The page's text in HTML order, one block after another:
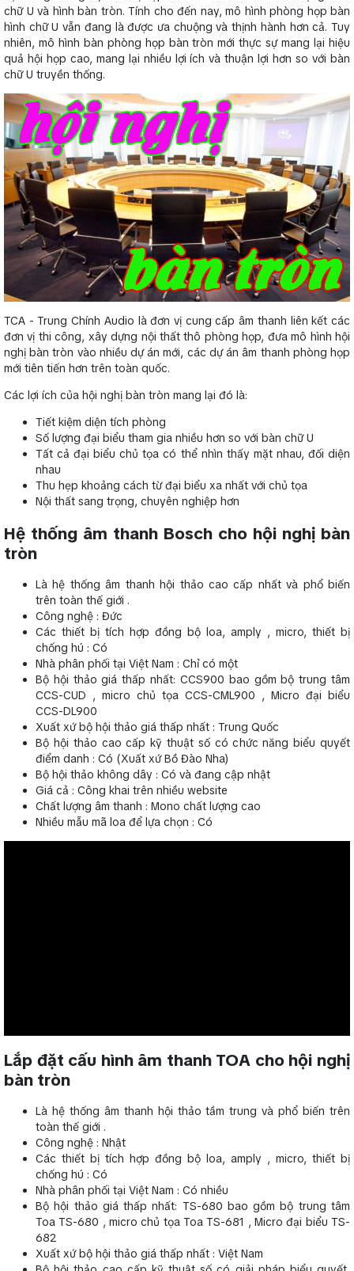
chữ U và hình bàn tròn. Tính cho đến nay, mô hình phòng họp bàn
hình chữ U vẫn đang là được ưa chuộng và thịnh hành hơn cả. Tuy
nhiên, mô hình bàn phòng họp bàn tròn mới thực sự mang lại hiệu
quả hội họp cao, mang lại nhiều lợi ích và thuận lợi hơn so với bàn
chữ U truyền thống.
TCA - Trung Chính Audio là đơn vị cung cấp âm thanh liên kết các
đơn vị thi công, xây dựng nội thất thô phòng họp, đưa mô hình hội
nghị bàn tròn vào nhiều dự án mới, các dự án âm thanh phòng họp
mới tiên tiến hơn trên toàn quốc.
Các lợi ích của hội nghị bàn tròn mang lại đó là:
Tiết kiệm diện tích phòng
Số lượng đại biểu tham gia nhiều hơn so với bàn chữ U
Tất cả đại biểu chủ tọa có thể nhìn thấy mặt nhau, đối diện
nhau
Thu hẹp khoảng cách từ đại biểu xa nhất với chủ tọa
Nội thất sang trọng, chuyên nghiệp hơn
Hệ thống âm thanh Bosch cho hội nghị bàn
tròn
Là hệ thống âm thanh hội thảo cao cấp nhất và phổ biến
trên toàn thế giới .
Công nghệ : Đức
Các thiết bị tích hợp đồng bộ loa, amply , micro, thiết bị
chống hú : Có
Nhà phân phối tại Việt Nam : Chỉ có một
Bộ hội thảo giá thấp nhất: CCS900 bao gồm bộ trung tâm
CCS-CUD , micro chủ tọa CCS-CML900 , Micro đại biểu
CCS-DL900
Xuất xứ bộ hội thảo giá thấp nhất : Trung Quốc
Bộ hội thảo cao cấp kỹ thuật số có chức năng biểu quyết
điểm danh : Có (Xuất xứ Bồ Đào Nha)
Bộ hội thảo không dây : Có và đang cập nhật
Giá cả : Công khai trên nhiều website
Chất lượng âm thanh : Mono chất lượng cao
Nhiều mẫu mã loa để lựa chọn : Có
Lắp đặt cấu hình âm thanh TOA cho hội nghị
bàn tròn
Là hệ thống âm thanh hội thảo tầm trung và phổ biến trên
toàn thế giới .
Công nghệ : Nhật
Các thiết bị tích hợp đồng bộ loa, amply , micro, thiết bị
chống hú : Có
Nhà phân phối tại Việt Nam : Có nhiều
Bộ hội thảo giá thấp nhất: TS-680 bao gồm bộ trung tâm
Toa TS-680 , micro chủ tọa Toa TS-681 , Micro đại biểu TS-
682
Xuất xứ bộ hội thảo giá thấp nhất : Việt Nam